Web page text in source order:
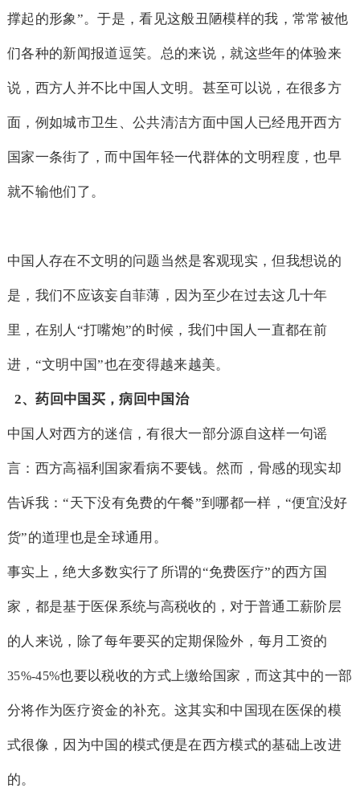
撑起的形象”。于是，看见这般丑陋模样的我，常常被他
们各种的新闻报道逗笑。总的来说，就这些年的体验来
说，西方人并不比中国人文明。甚至可以说，在很多方
面，例如城市卫生、公共清洁方面中国人已经甩开西方
国家一条街了，而中国年轻一代群体的文明程度，也早
就不输他们了。
中国人存在不文明的问题当然是客观现实，但我想说的
是，我们不应该妄自菲薄，因为至少在过去这几十年
里，在别人“打嘴炮”的时候，我们中国人一直都在前
进，“文明中国”也在变得越来越美。
2、药回中国买，病回中国治
中国人对西方的迷信，有很大一部分源自这样一句谣
言：西方高福利国家看病不要钱。然而，骨感的现实却
告诉我：“天下没有免费的午餐”到哪都一样，“便宜没好
货”的道理也是全球通用。
事实上，绝大多数实行了所谓的“免费医疗”的西方国
家，都是基于医保系统与高税收的，对于普通工薪阶层
的人来说，除了每年要买的定期保险外，每月工资的
35%-45%也要以税收的方式上缴给国家，而这其中的一部
分将作为医疗资金的补充。这其实和中国现在医保的模
式很像，因为中国的模式便是在西方模式的基础上改进
的。